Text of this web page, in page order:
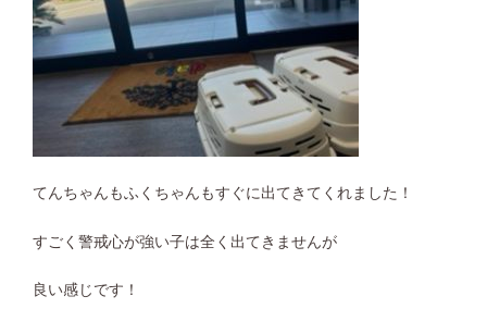
てんちゃんもふくちゃんもすぐに出てきてくれました！
すごく警戒心が強い子は全く出てきませんが
良い感じです！